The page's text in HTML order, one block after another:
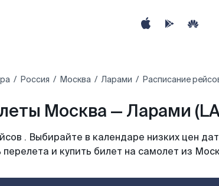
Россия Москва Ларами Расписание
Москва — Ларами
. Выбирайте в календаре низких цен
и купить билет на самолет из